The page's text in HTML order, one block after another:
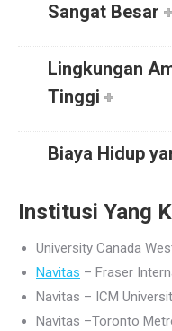
Sangat Besar
Lingkungan
Tinggi
Biaya Hidup
Institusi Yang
University Canada
Navitas – Fraser
Navitas – ICM
Navitas –Toronto